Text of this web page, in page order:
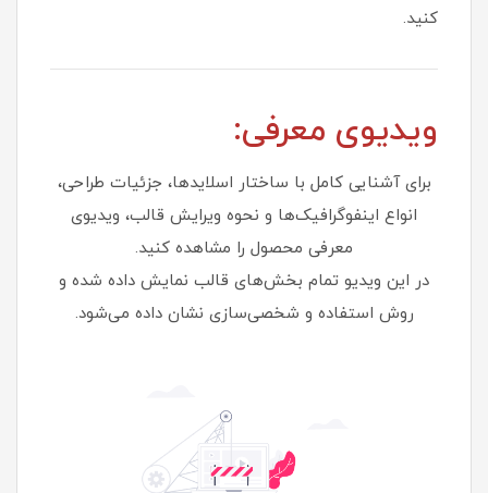
کنید.
ویدیوی معرفی:
برای آشنایی کامل با ساختار اسلایدها، جزئیات طراحی،
انواع اینفوگرافیک‌ها و نحوه ویرایش قالب، ویدیوی
معرفی محصول را مشاهده کنید.
در این ویدیو تمام بخش‌های قالب نمایش داده شده و
روش استفاده و شخصی‌سازی نشان داده می‌شود.